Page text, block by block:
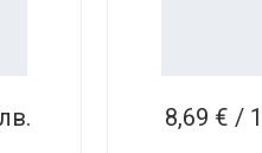
8,69 € /